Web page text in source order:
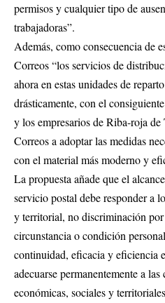
permisos y cualquier tipo de
trabajadoras”.
Además, como consecuencia de
Correos “los servicios de
ahora en estas unidades de
drásticamente, con el
y los empresarios de Riba-roja
Correos a adoptar las medidas
con el material más moderno y
La propuesta añade que el
servicio postal debe responder a
y territorial, no discriminación
circunstancia o condición
continuidad, eficacia y eficiencia
adecuarse permanentemente a
económicas, sociales y